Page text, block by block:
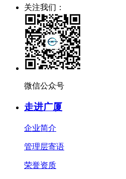
关注我们：
微信公众号
走进广厦
企业简介
管理层寄语
荣誉资质